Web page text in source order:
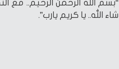
شاء الله.. يا كريم يارب”.